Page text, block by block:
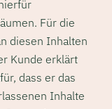
Für die
diesen Inhalten
Kunde erklärt
dass er das
Inhalte